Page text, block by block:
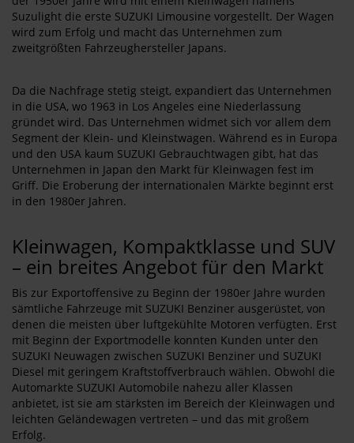
Suzulight die erste SUZUKI Limousine vorgestellt. Der Wagen
wird zum Erfolg und macht das Unternehmen zum
zweitgrößten Fahrzeughersteller Japans.
Da die Nachfrage stetig steigt, expandiert das Unternehmen
in die USA, wo 1963 in Los Angeles eine Niederlassung
gründet wird. Das Unternehmen widmet sich vor allem dem
Segment der Klein- und Kleinstwagen. Während es in Europa
und den USA kaum SUZUKI Gebrauchtwagen gibt, hat das
Unternehmen in Japan den Markt für Kleinwagen fest im
Griff. Die Eroberung der internationalen Märkte beginnt erst
in den 1980er Jahren.
Kleinwagen, Kompaktklasse und SUV
– ein breites Angebot für den Markt
Bis zur Exportoffensive zu Beginn der 1980er Jahre wurden
sämtliche Fahrzeuge mit SUZUKI Benziner ausgerüstet, von
denen die meisten über luftgekühlte Motoren verfügten. Erst
mit Beginn der Exportmodelle konnten Kunden unter den
SUZUKI Neuwagen zwischen SUZUKI Benziner und SUZUKI
Diesel mit geringem Kraftstoffverbrauch wählen. Obwohl die
Automarkte SUZUKI Automobile nahezu aller Klassen
anbietet, ist sie am stärksten im Bereich der Kleinwagen und
leichten Geländewagen vertreten – und das mit großem
Erfolg.